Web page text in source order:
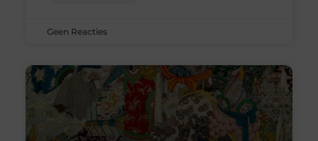
Geen Reacties